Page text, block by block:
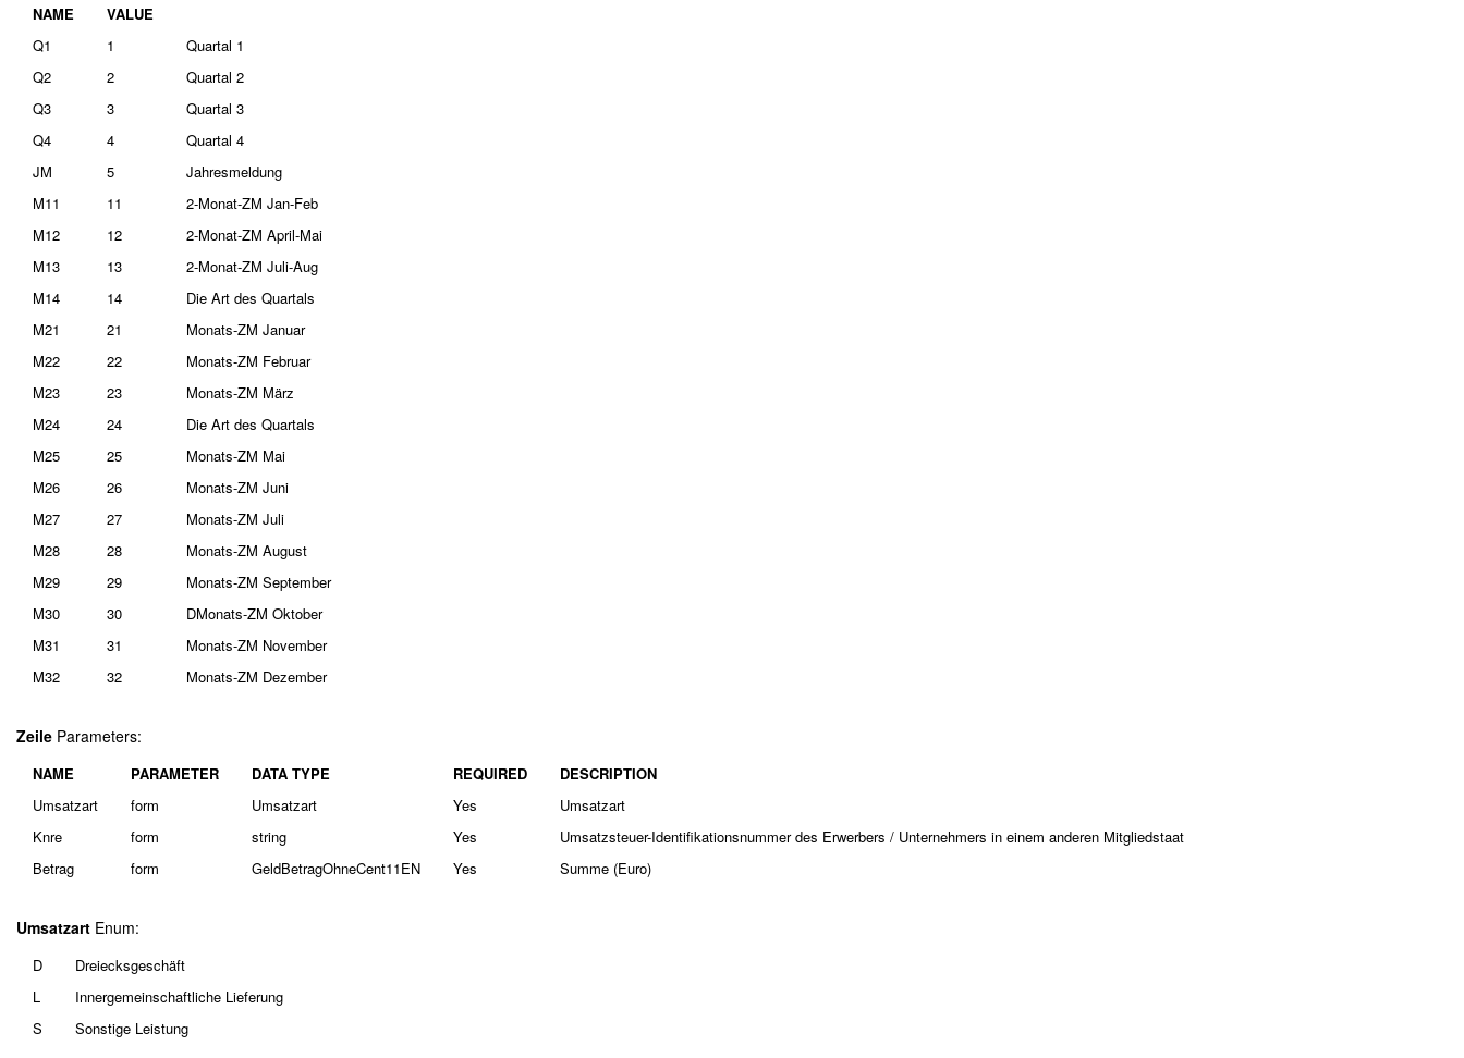
NAME
VALUE
Q1
1
Quartal 1
Q2
2
Quartal 2
Q3
3
Quartal 3
Q4
4
Quartal 4
JM
5
Jahresmeldung
M11
11
2-Monat-ZM Jan-Feb
M12
12
2-Monat-ZM April-Mai
M13
13
2-Monat-ZM Juli-Aug
M14
14
Die Art des Quartals
M21
21
Monats-ZM Januar
M22
22
Monats-ZM Februar
M23
23
Monats-ZM März
M24
24
Die Art des Quartals
M25
25
Monats-ZM Mai
M26
26
Monats-ZM Juni
M27
27
Monats-ZM Juli
M28
28
Monats-ZM August
M29
29
Monats-ZM September
M30
30
DMonats-ZM Oktober
M31
31
Monats-ZM November
M32
32 Monats-ZM Dezember
Zeile Parameters:
NAME PARAMETER DATA TYPE REQUIRED
DESCRIPTION
Umsatzart
form Umsatzart Yes
Umsatzart
Knre
form string Yes
Umsatzsteuer-Identifikationsnummer des Erwerbers / Unternehmers in einem anderen Mitgliedstaat
Betrag
form GeldBetragOhneCent11EN Yes Summe (Euro)
Umsatzart Enum:
D
Dreiecksgeschäft
L
Innergemeinschaftliche Lieferung
S
Sonstige Leistung